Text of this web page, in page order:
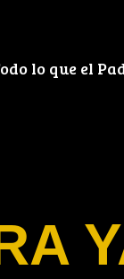
lo que el